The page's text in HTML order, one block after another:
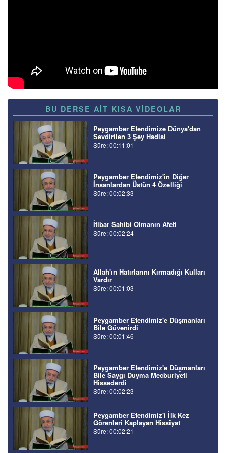
BU DERSE AİT KISA VİDEOLAR
Peygamber Efendimize Dünya'dan
Sevdirilen 3 Şey Hadisi
Süre: 00:11:01
Peygamber Efendimiz'in Diğer
İnsanlardan Üstün 4 Özelliği
Süre: 00:02:33
İtibar Sahibi Olmanın Afeti
Süre: 00:02:24
Allah'ın Hatırlarını Kırmadığı Kulları
Vardır
Süre: 00:01:03
Peygamber Efendimiz'e Düşmanları
Bile Güvenirdi
Süre: 00:01:46
Peygamber Efendimiz'e Düşmanları
Bile Saygı Duyma Mecburiyeti
Hissederdi
Süre: 00:02:23
Peygamber Efendimiz'i İlk Kez
Görenleri Kaplayan Hissiyat
Süre: 00:02:21